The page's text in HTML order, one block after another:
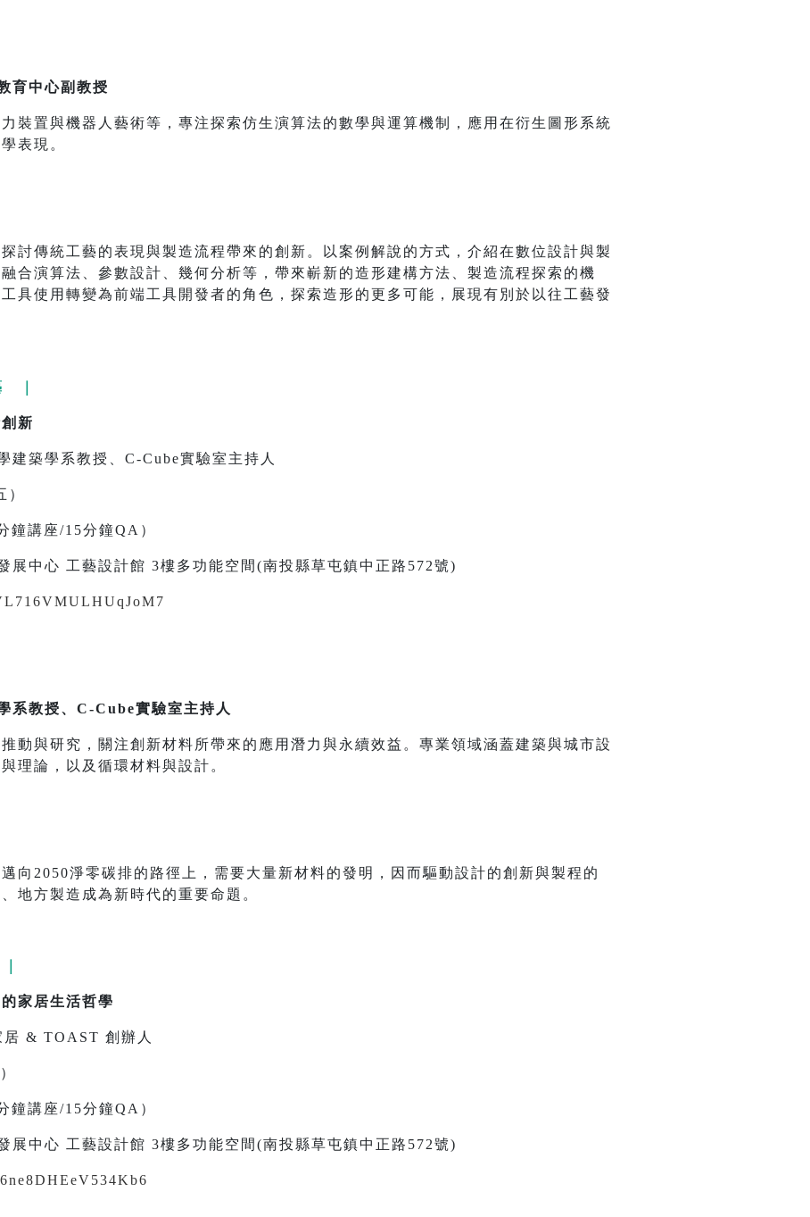
育中心副教授
裝置與機器人藝術等，專注探索仿生演算法的數學與運算機制，應用在衍生圖形系統
表現。
討傳統工藝的表現與製造流程帶來的創新。以案例解說的方式，介紹在數位設計與製
合演算法、參數設計、幾何分析等，帶來嶄新的造形建構方法、製造流程探索的機
具使用轉變為前端工具開發者的角色，探索造形的更多可能，展現有別於以往工藝發
｜
新
建築學系教授、C-Cube實驗室主持人
鐘講座/15分鐘QA）
中心 工藝設計館 3樓多功能空間(南投縣草屯鎮中正路572號)
系教授、C-Cube實驗室主持人
動與研究，關注創新材料所帶來的應用潛力與永續效益。專業領域涵蓋建築與城市設
理論，以及循環材料與設計。
向2050淨零碳排的路徑上，需要大量新材料的發明，因而驅動設計的創新與製程的
地方製造成為新時代的重要命題。
家居生活哲學
& TOAST 創辦人
鐘講座/15分鐘QA）
中心 工藝設計館 3樓多功能空間(南投縣草屯鎮中正路572號)